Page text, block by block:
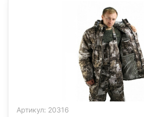
Артикул: 20316